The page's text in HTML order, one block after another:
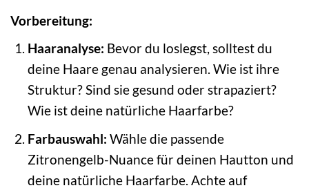
Vorbereitung:
Haaranalyse: Bevor du loslegst, solltest du
deine Haare genau analysieren. Wie ist ihre
Struktur? Sind sie gesund oder strapaziert?
Wie ist deine natürliche Haarfarbe?
Farbauswahl: Wähle die passende
Zitronengelb-Nuance für deinen Hautton und
deine natürliche Haarfarbe. Achte auf